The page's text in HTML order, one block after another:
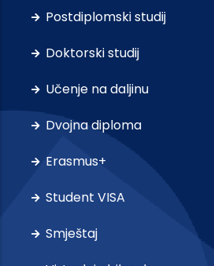
Postdiplomski studij
Doktorski studij
Učenje na daljinu
Dvojna diploma
Erasmus+
Student VISA
Smještaj